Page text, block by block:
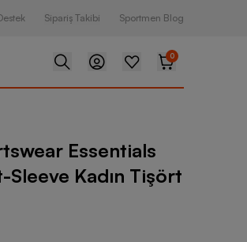
Sipariş Takibi Sportmen Blog
0
Short-Sleeve Kadın Tişört
Essentials
Sleeve Kadın Tişört